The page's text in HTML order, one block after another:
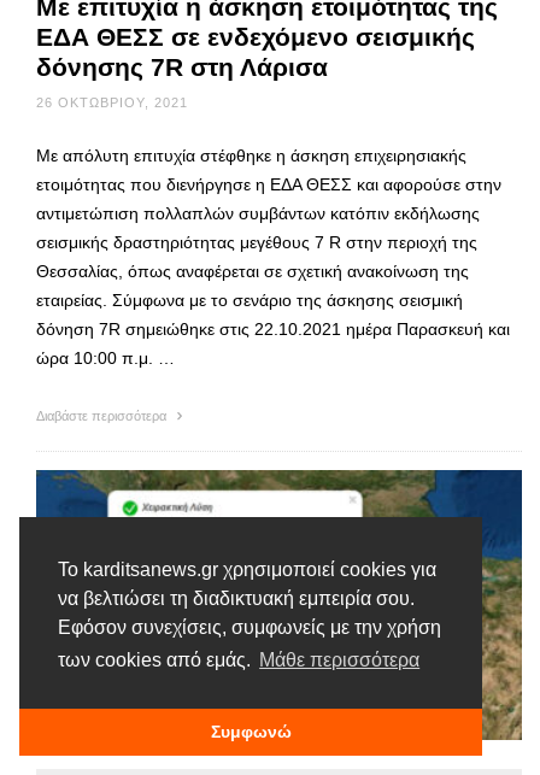
Το karditsanews.gr χρησιμοποιεί cookies για
να βελτιώσει τη διαδικτυακή εμπειρία σου.
Εφόσον συνεχίσεις, συμφωνείς με την χρήση
των cookies από εμάς. Μάθε περισσότερα
Συμφωνώ
Με επιτυχία η άσκηση ετοιμότητας της
ΕΔΑ ΘΕΣΣ σε ενδεχόμενο σεισμικής
δόνησης 7R στη Λάρισα
26 ΟΚΤΩΒΡΊΟΥ, 2021
Με απόλυτη επιτυχία στέφθηκε η άσκηση επιχειρησιακής
ετοιμότητας που διενήργησε η ΕΔΑ ΘΕΣΣ και αφορούσε στην
αντιμετώπιση πολλαπλών συμβάντων κατόπιν εκδήλωσης
σεισμικής δραστηριότητας μεγέθους 7 R στην περιοχή της
Θεσσαλίας, όπως αναφέρεται σε σχετική ανακοίνωση της
εταιρείας. Σύμφωνα με το σενάριο της άσκησης σεισμική
δόνηση 7R σημειώθηκε στις 22.10.2021 ημέρα Παρασκευή και
ώρα 10:00 π.μ. …
Διαβάστε περισσότερα